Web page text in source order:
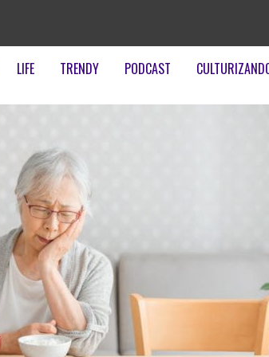
LIFE TRENDY PODCAST